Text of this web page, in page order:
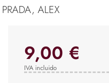
PRADA, ALEX
9,00 €
IVA incluido